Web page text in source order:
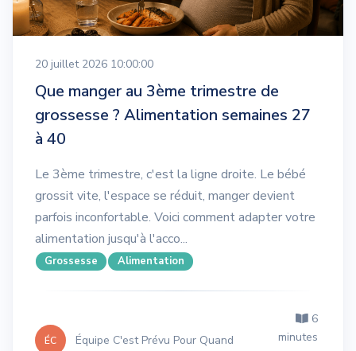
20 juillet 2026 10:00:00
Que manger au 3ème trimestre de
grossesse ? Alimentation semaines 27
à 40
Le 3ème trimestre, c'est la ligne droite. Le bébé
grossit vite, l'espace se réduit, manger devient
parfois inconfortable. Voici comment adapter votre
alimentation jusqu'à l'acco...
Grossesse Alimentation
ÉC Équipe C'est Prévu Pour Quand
6
minutes